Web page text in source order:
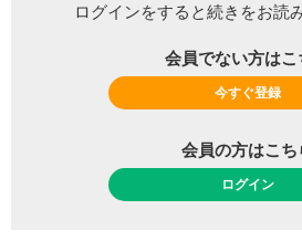
ログインをすると続きをお読
会員でない方はこ
今すぐ登録
会員の方はこち
ログイン